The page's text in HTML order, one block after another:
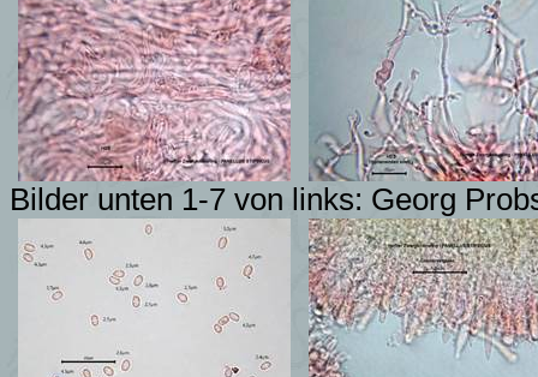
Bilder unten 1-7 von links: Georg